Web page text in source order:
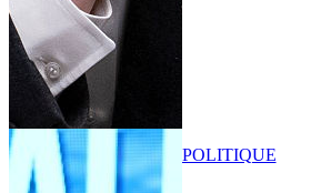
POLITIQUE